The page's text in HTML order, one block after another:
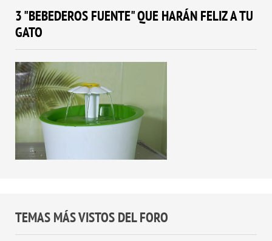
3 "BEBEDEROS FUENTE" QUE HARÁN FELIZ A TU
GATO
TEMAS MÁS VISTOS DEL FORO